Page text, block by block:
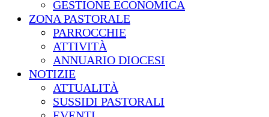
GESTIONE ECONOMICA
ZONA PASTORALE
PARROCCHIE
ATTIVITÀ
ANNUARIO DIOCESI
NOTIZIE
ATTUALITÀ
SUSSIDI PASTORALI